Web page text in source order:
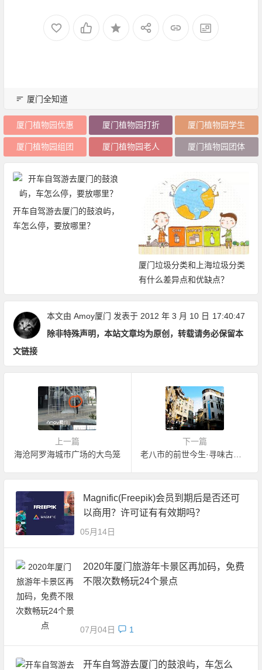
厦门全知道
厦门植物园优惠 厦门植物园打折 厦门植物园学生
厦门植物园组团 厦门植物园老人 厦门植物园团体
开车自驾游去厦门的鼓浪屿，
车怎么停，要放哪里？
厦门垃圾分类和上海垃圾分类
有什么差异点和优缺点？
本文由 Amoy厦门 发表于 2012 年 3 月 10 日 17:40:47
除非特殊声明，本站文章均为原创，转载请务必保留本
文链接
上一篇
海沧阿罗海城市广场的大鸟笼
下一篇
老八市的前世今生·寻味古早厦门街
Magnific(Freepik)会员到期后是否还可
以商用？许可证有有效期吗？
05月14日
2020年厦门旅游年卡景区再加码，免费
不限次数畅玩24个景点
07月04日 1
开车自驾游去厦门的鼓浪屿，车怎么